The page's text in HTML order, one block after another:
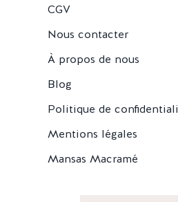
CGV
Nous contacter
À propos de nous
Blog
Politique de
Mentions légales
Mansas Macramé